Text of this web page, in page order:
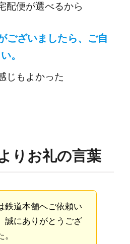
配便が選べるから
ございましたら、ご自
。
じもよかった
りお礼の言葉
鉄道本舗へご依頼い
誠にありがとうござ